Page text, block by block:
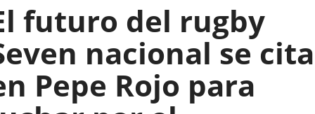
futuro del rugby
nacional se cita
Pepe Rojo para